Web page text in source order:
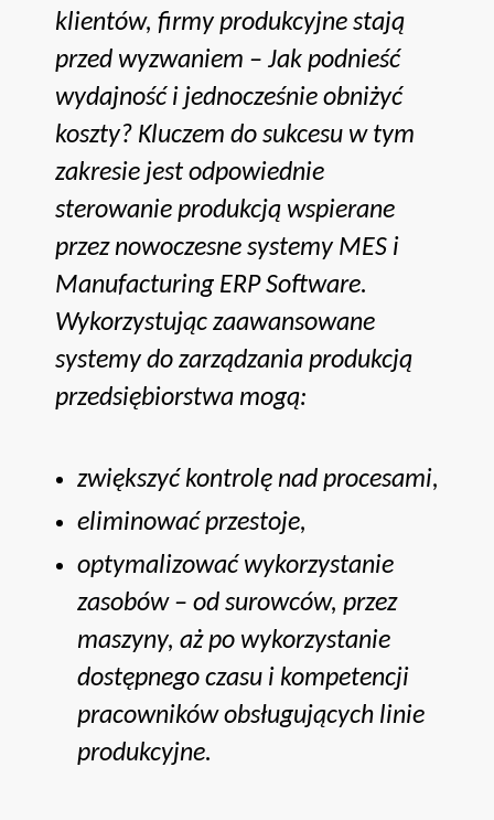
klientów, firmy produkcyjne stają
przed wyzwaniem – Jak podnieść
wydajność i jednocześnie obniżyć
koszty? Kluczem do sukcesu w tym
zakresie jest odpowiednie
sterowanie produkcją wspierane
przez nowoczesne systemy MES i
Manufacturing ERP Software.
Wykorzystując zaawansowane
systemy do zarządzania produkcją
przedsiębiorstwa mogą:
zwiększyć kontrolę nad procesami,
eliminować przestoje,
optymalizować wykorzystanie
zasobów – od surowców, przez
maszyny, aż po wykorzystanie
dostępnego czasu i kompetencji
pracowników obsługujących linie
produkcyjne.